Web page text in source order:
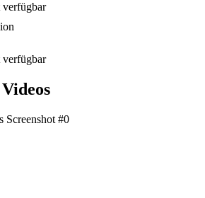
verfügbar
verfügbar
Videos